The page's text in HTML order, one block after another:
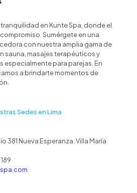
en Kunte Spa, donde el
Sumérgete en una
con nuestra amplia gama de
sauna, masajes terapéuticos y
especialmente para parejas. En
a brindarte momentos de
Sedes en Lima
381 Nueva Esperanza, Villa María